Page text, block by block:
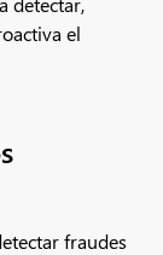
el
fraudes